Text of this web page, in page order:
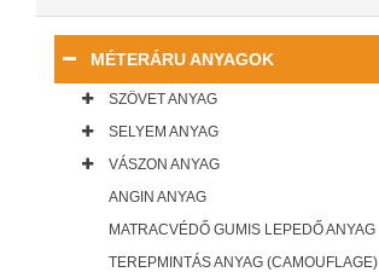
MÉTERÁRU ANYAGOK
SZÖVET ANYAG
SELYEM ANYAG
VÁSZON ANYAG
ANGIN ANYAG
MATRACVÉDŐ GUMIS LEPEDŐ ANYAG
TEREPMINTÁS ANYAG (CAMOUFLAGE)